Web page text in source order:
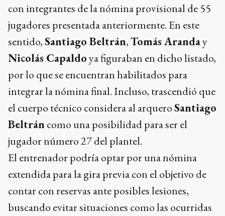
con integrantes de la nómina provisional de 55
jugadores presentada anteriormente. En este
sentido,Santiago Beltrán,Tomás Aranday
Nicolás Capaldoya figuraban en dicho listado,
por lo que se encuentran habilitados para
integrar la nómina final. Incluso, trascendió que
el cuerpo técnico considera al arqueroSantiago
Beltráncomo una posibilidad para ser el
jugador número 27 del plantel.
El entrenador podría optar por una nómina
extendida para la gira previa con el objetivo de
contar con reservas ante posibles lesiones,
buscando evitar situaciones como las ocurridas